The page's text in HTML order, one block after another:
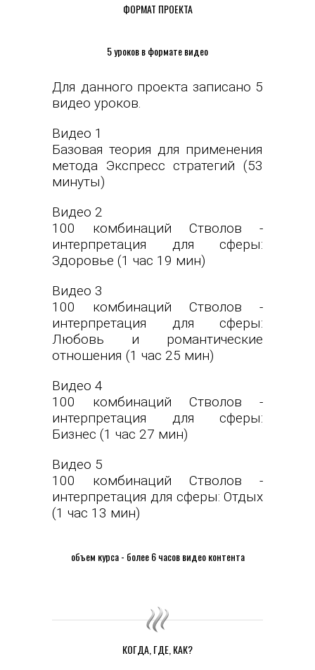
ФОРМАТ ПРОЕКТА
5 уроков в формате видео
Для данного проекта записано 5
видео уроков.
Видео 1
Базовая теория для применения
метода Экспресс стратегий (53
минуты)
Видео 2
100 комбинаций Стволов -
интерпретация для сферы:
Здоровье (1 час 19 мин)
Видео 3
100 комбинаций Стволов -
интерпретация для сферы:
Любовь и романтические
отношения (1 час 25 мин)
Видео 4
100 комбинаций Стволов -
интерпретация для сферы:
Бизнес (1 час 27 мин)
Видео 5
100 комбинаций Стволов -
интерпретация для сферы: Отдых
(1 час 13 мин)
объем курса - более 6 часов видео контента
КОГДА, ГДЕ, КАК?